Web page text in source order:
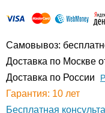
Самовывоз:
Доставка по Москве
Доставка по России
Гарантия: 10 лет
Бесплатная